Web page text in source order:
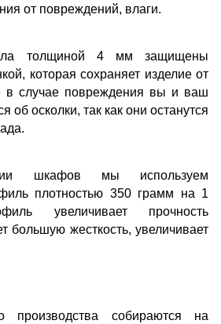
от повреждений, влаги.
толщиной 4 мм защищены
которая сохраняет изделие от
в случае повреждения вы и ваш
об осколки, так как они останутся
шкафов мы используем
плотностью 350 грамм на 1
увеличивает прочность
большую жесткость, увеличивает
собираются на